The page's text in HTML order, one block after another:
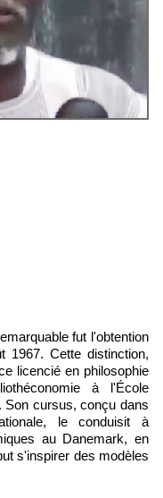
1967. Cette distinction,
licencié en philosophie
à l'École
Son cursus, conçu dans
le conduisit à
au Danemark, en
s'inspirer des modèles